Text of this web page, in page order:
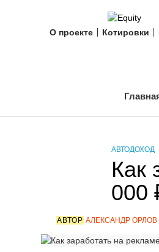
О проекте Котировки
АВТОДОХОД
Как
000
АВТОР АЛЕКСАНДР ОРЛОВ